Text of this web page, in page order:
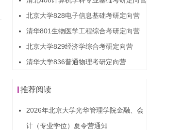
北京大学828电子信息基础考研定向营
清华801生物医学工程综合考研定向营
北京大学829经济学综合考研定向营
清华大学836普通物理考研定向营
推荐阅读
2026年北京大学光华管理学院金融、会
计（专业学位）夏令营通知